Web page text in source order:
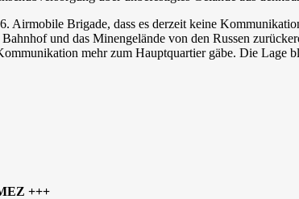
Brigade, dass es derzeit keine
und das Minengelände von den Russen
mehr zum Hauptquartier gäbe. Die Lage
+++